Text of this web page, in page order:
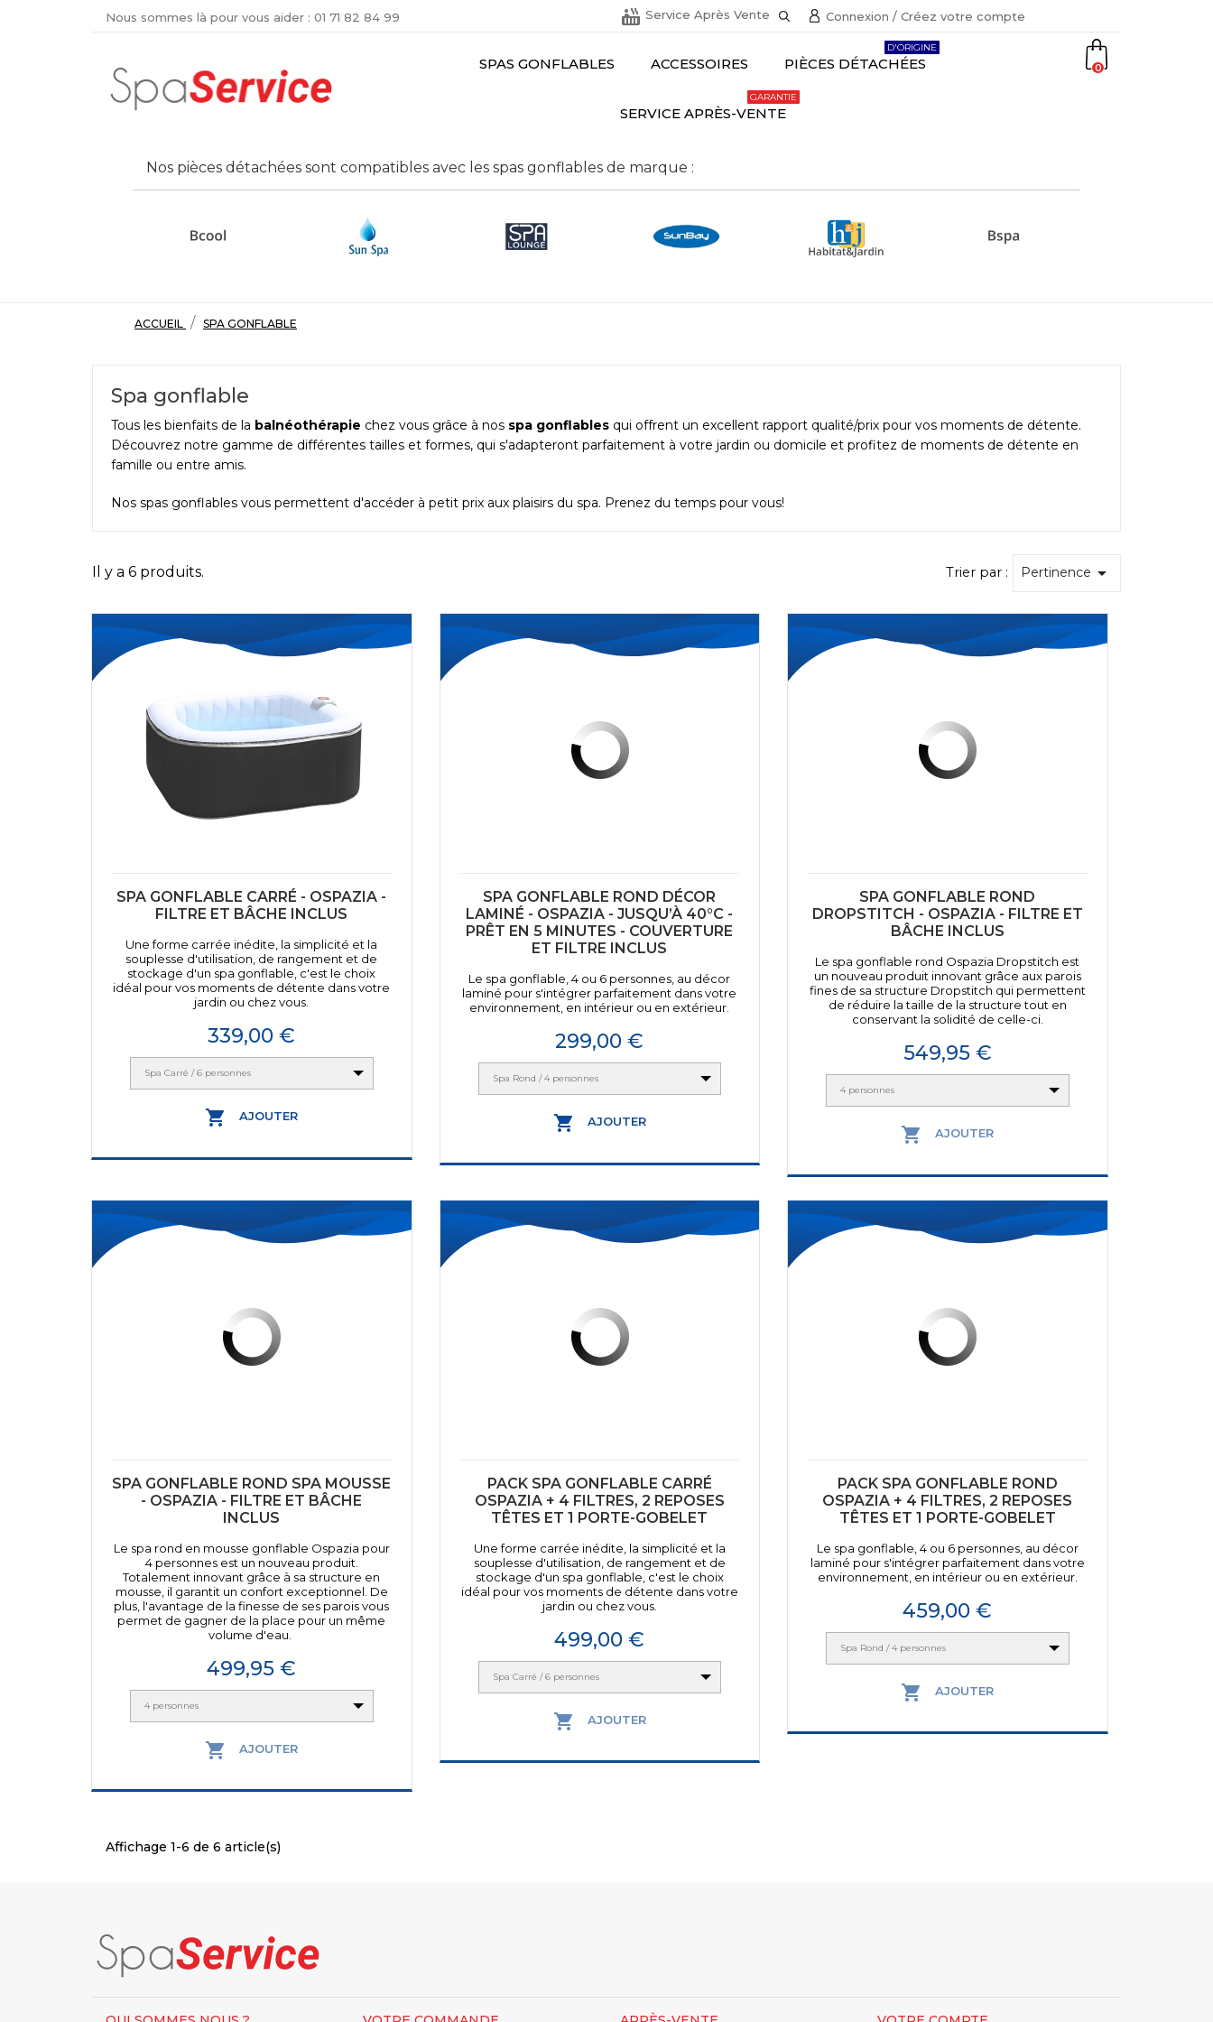
Nous sommes là pour vous aider : 01 71 82 84 99 hot_tub Service Après Vente Connexion / Créez votre compte
SPAS GONFLABLES ACCESSOIRES PIÈCES DÉTACHÉES
D'ORIGINE
SERVICE APRÈS-VENTE
GARANTIE
0
Nos pièces détachées sont compatibles avec les spas gonflables de marque :
ACCUEIL SPA GONFLABLE
Spa gonflable
Tous les bienfaits de la balnéothérapie chez vous grâce à nos spa gonflables qui offrent un excellent rapport qualité/prix pour vos moments de détente.
Découvrez notre gamme de différentes tailles et formes, qui s'adapteront parfaitement à votre jardin ou domicile et profitez de moments de détente en
famille ou entre amis.
Nos spas gonflables vous permettent d'accéder à petit prix aux plaisirs du spa. Prenez du temps pour vous!
Il y a 6 produits. Trier par : Pertinence 
SPA GONFLABLE CARRÉ - OSPAZIA -
FILTRE ET BÂCHE INCLUS
Une forme carrée inédite, la simplicité et la
souplesse d'utilisation, de rangement et de
stockage d'un spa gonflable, c'est le choix
idéal pour vos moments de détente dans votre
jardin ou chez vous.
Prix
339,00 €
Spa Carré / 6 personnes
 AJOUTER
SPA GONFLABLE ROND DÉCOR
LAMINÉ - OSPAZIA - JUSQU’À 40°C -
PRÊT EN 5 MINUTES - COUVERTURE
ET FILTRE INCLUS
Le spa gonflable, 4 ou 6 personnes, au décor
laminé pour s'intégrer parfaitement dans votre
environnement, en intérieur ou en extérieur.
Prix
299,00 €
Spa Rond / 4 personnes
 AJOUTER
SPA GONFLABLE ROND
DROPSTITCH - OSPAZIA - FILTRE ET
BÂCHE INCLUS
Le spa gonflable rond Ospazia Dropstitch est
un nouveau produit innovant grâce aux parois
fines de sa structure Dropstitch qui permettent
de réduire la taille de la structure tout en
conservant la solidité de celle-ci.
Prix
549,95 €
4 personnes
 AJOUTER
SPA GONFLABLE ROND SPA MOUSSE
- OSPAZIA - FILTRE ET BÂCHE
INCLUS
Le spa rond en mousse gonflable Ospazia pour
4 personnes est un nouveau produit.
Totalement innovant grâce à sa structure en
mousse, il garantit un confort exceptionnel. De
plus, l'avantage de la finesse de ses parois vous
permet de gagner de la place pour un même
volume d'eau.
Prix
499,95 €
4 personnes
 AJOUTER
PACK SPA GONFLABLE CARRÉ
OSPAZIA + 4 FILTRES, 2 REPOSES
TÊTES ET 1 PORTE-GOBELET
Une forme carrée inédite, la simplicité et la
souplesse d'utilisation, de rangement et de
stockage d'un spa gonflable, c'est le choix
idéal pour vos moments de détente dans votre
jardin ou chez vous.
Prix
499,00 €
Spa Carré / 6 personnes
 AJOUTER
PACK SPA GONFLABLE ROND
OSPAZIA + 4 FILTRES, 2 REPOSES
TÊTES ET 1 PORTE-GOBELET
Le spa gonflable, 4 ou 6 personnes, au décor
laminé pour s'intégrer parfaitement dans votre
environnement, en intérieur ou en extérieur.
Prix
459,00 €
Spa Rond / 4 personnes
 AJOUTER
Affichage 1-6 de 6 article(s)